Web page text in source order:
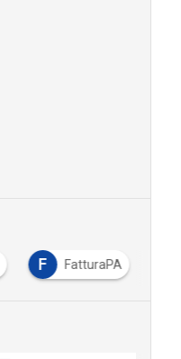
F FatturaPA